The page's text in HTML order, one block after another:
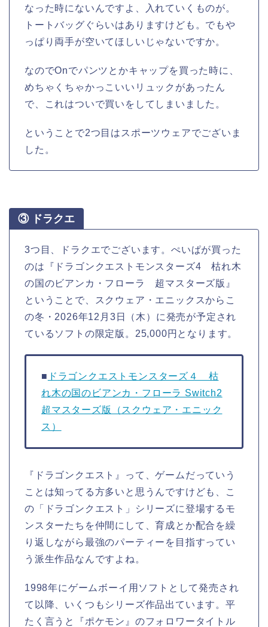
なった時にないんですよ、入れていくものが。
トートバッグぐらいはありますけども。でもや
っぱり両手が空いてほしいじゃないですか。
なのでOnでパンツとかキャップを買った時に、
めちゃくちゃかっこいいリュックがあったん
で、これはついで買いをしてしまいました。
ということで2つ目はスポーツウェアでございま
した。
③ ドラクエ
3つ目、ドラクエでございます。ぺいぱが買った
のは『ドラゴンクエストモンスターズ4 枯れ木
の国のビアンカ・フローラ 超マスターズ版』
ということで、スクウェア・エニックスからこ
の冬・2026年12月3日（木）に発売が予定され
ているソフトの限定版。25,000円となります。
■ ドラゴンクエストモンスターズ４ 枯
れ木の国のビアンカ・フローラ Switch2
超マスターズ版（スクウェア・エニック
ス）
『ドラゴンクエスト』って、ゲームだっていう
ことは知ってる方多いと思うんですけども、こ
の「ドラゴンクエスト」シリーズに登場するモ
ンスターたちを仲間にして、育成とか配合を繰
り返しながら最強のパーティーを目指すってい
う派生作品なんですよね。
1998年にゲームボーイ用ソフトとして発売され
て以降、いくつもシリーズ作品出ています。平
たく言うと『ポケモン』のフォロワータイトル